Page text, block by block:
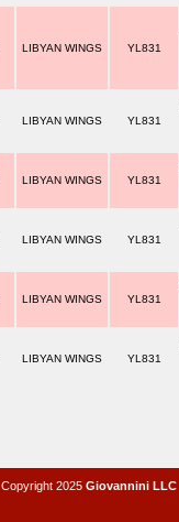
LIBYAN WINGS YL831
LIBYAN WINGS YL831
LIBYAN WINGS YL831
LIBYAN WINGS YL831
LIBYAN WINGS YL831
LIBYAN WINGS YL831
Copyright 2025 Giovannini LLC